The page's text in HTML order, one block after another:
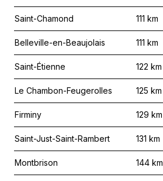
Saint-Chamond 111 km
Belleville-en-Beaujolais 111 km
Saint-Étienne 122 km
Le Chambon-Feugerolles 125 km
Firminy 129 km
Saint-Just-Saint-Rambert 131 km
Montbrison 144 km